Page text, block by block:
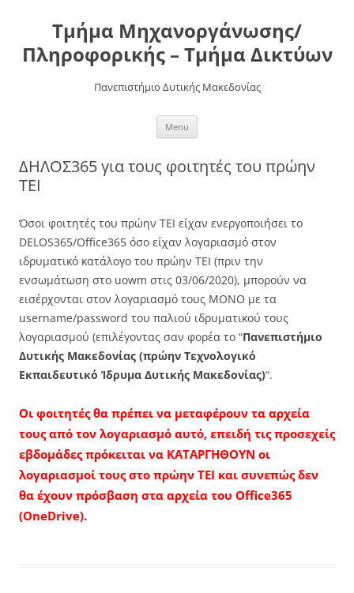
Τμήμα Μηχανοργάνωσης/
Πληροφορικής – Τμήμα Δικτύων
Πανεπιστήμιο Δυτικής Μακεδονίας
Menu
ΔΗΛΟΣ365 για τους φοιτητές του πρώην
ΤΕΙ
Όσοι φοιτητές του πρώην ΤΕΙ είχαν ενεργοποιήσει το
DELOS365/Office365 όσο είχαν λογαριασμό στον
ιδρυματικό κατάλογο του πρώην ΤΕΙ (πριν την
ενσωμάτωση στο uowm στις 03/06/2020), μπορούν να
εισέρχονται στον λογαριασμό τους ΜΟΝΟ με τα
username/password του παλιού ιδρυματικού τους
λογαριασμού (επιλέγοντας σαν φορέα το “Πανεπιστήμιο
Δυτικής Μακεδονίας (πρώην Τεχνολογικό
Εκπαιδευτικό Ίδρυμα Δυτικής Μακεδονίας)“.
Οι φοιτητές θα πρέπει να μεταφέρουν τα αρχεία
τους από τον λογαριασμό αυτό, επειδή τις προσεχείς
εβδομάδες πρόκειται να ΚΑΤΑΡΓΗΘΟΥΝ οι
λογαριασμοί τους στο πρώην ΤΕΙ και συνεπώς δεν
θα έχουν πρόσβαση στα αρχεία του Office365
(OneDrive).